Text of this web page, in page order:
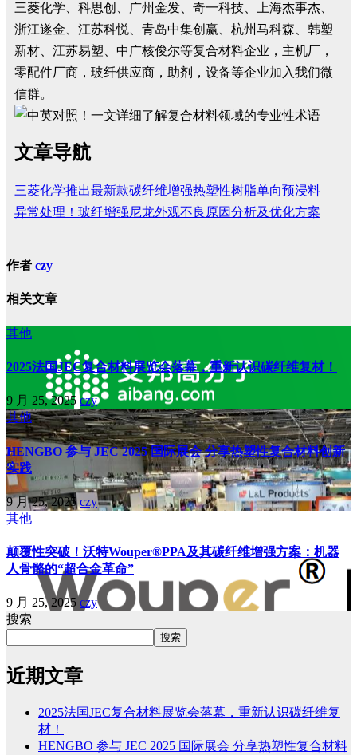
三菱化学、科思创、广州金发、奇一科技、上海杰事杰、
浙江遂金、江苏科悦、青岛中集创赢、杭州马科森、韩塑
新材、江苏易塑、中广核俊尔等复合材料企业，主机厂，
零配件厂商，玻纤供应商，助剂，设备等企业加入我们微
信群。
文章导航
三菱化学推出最新款碳纤维增强热塑性树脂单向预浸料
异常处理！玻纤增强尼龙外观不良原因分析及优化方案​
作者 czy
相关文章
其他
2025法国JEC复合材料展览会落幕，重新认识碳纤维复材！
9 月 25, 2025 czy
其他
HENGBO 参与 JEC 2025 国际展会 分享热塑性复合材料创新
实践
9 月 25, 2025czy
其他
颠覆性突破！沃特Wouper®PPA及其碳纤维增强方案：机器
人骨骼的“超合金革命”
9 月 25, 2025 czy
搜索
搜索
近期文章
2025法国JEC复合材料展览会落幕，重新认识碳纤维复
材！
HENGBO 参与 JEC 2025 国际展会 分享热塑性复合材料